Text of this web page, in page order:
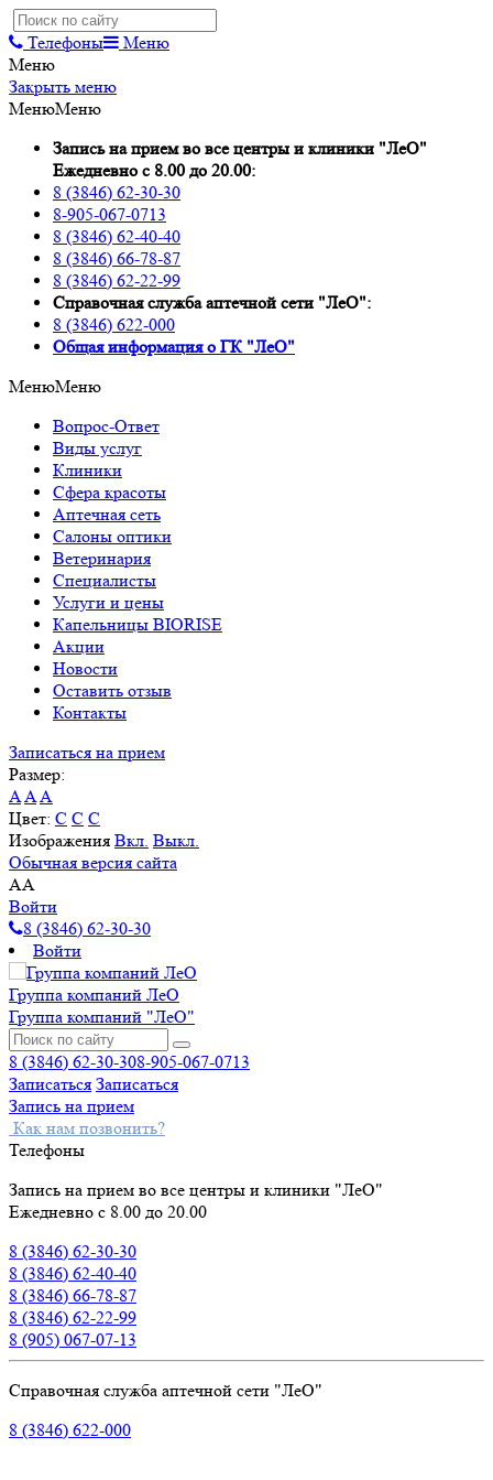
Телефоны
Меню
Меню
Закрыть меню
МенюМеню
Запись на прием во все центры и клиники "ЛеО"
Ежедневно с 8.00 до 20.00:
8 (3846) 62-30-30
8-905-067-0713
8 (3846) 62-40-40
8 (3846) 66-78-87
8 (3846) 62-22-99
Справочная служба аптечной сети "ЛеО":
8 (3846) 622-000
Oбщая информация о ГК "ЛеО"
МенюМеню
Вопрос-Ответ
Виды услуг
Клиники
Сфера красоты
Аптечная сеть
Салоны оптики
Ветеринария
Специалисты
Услуги и цены
Капельницы BIORISE
Акции
Новости
Оставить отзыв
Контакты
Записаться на прием
Размер:
AAA
Цвет: C C C
Изображения Вкл. Выкл.
Обычная версия сайта
AA
Войти
8 (3846) 62-30-30
Войти
Группа компаний ЛеО
Группа компаний "ЛеО"
8 (3846) 62-30-308-905-067-0713
Записаться Записаться
Запись на прием
Как нам позвонить?
Телефоны
Запись на прием во все центры и клиники "ЛеО"
Ежедневно с 8.00 до 20.00
8 (3846) 62-30-30
8 (3846) 62-40-40
8 (3846) 66-78-87
8 (3846) 62-22-99
8 (905) 067-07-13
Справочная служба аптечной сети "ЛеО"
8 (3846) 622-000